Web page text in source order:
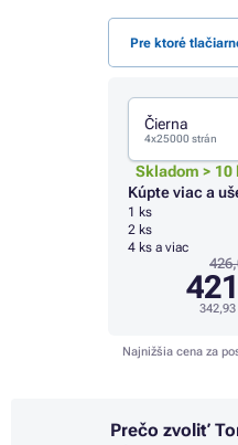
Pre ktoré
Čierna
4x25000 strán
Skladom > 10
Kúpte viac a
1 ks
2 ks
4 ks a viac
342,93
Najnižšia cena za
Prečo zvoliť